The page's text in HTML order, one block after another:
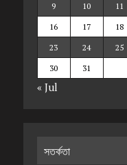
9
10 11
16
17 18
23
24 25
30
31
« Jul
সতর্কতা